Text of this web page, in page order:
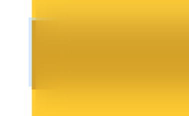
Эксклюзивные инвестиции для владельцев BTR